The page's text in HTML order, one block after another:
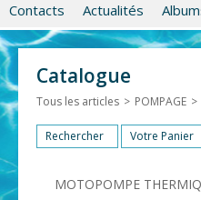
Contacts
Actualités
Catalogue
Tous les articles > POMPAGE >
Rechercher Votre Panier
MOTOPOMPE